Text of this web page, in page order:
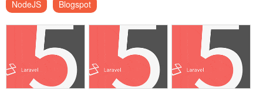
NodeJS Blogspot